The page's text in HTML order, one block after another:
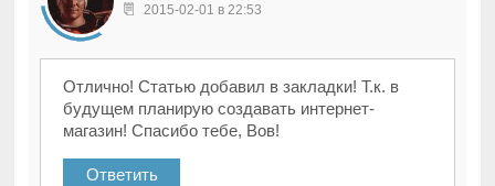
2015-02-01 в 22:53
Отлично! Статью добавил в закладки! Т.к. в
будущем планирую создавать интернет-
магазин! Спасибо тебе, Вов!
Ответить